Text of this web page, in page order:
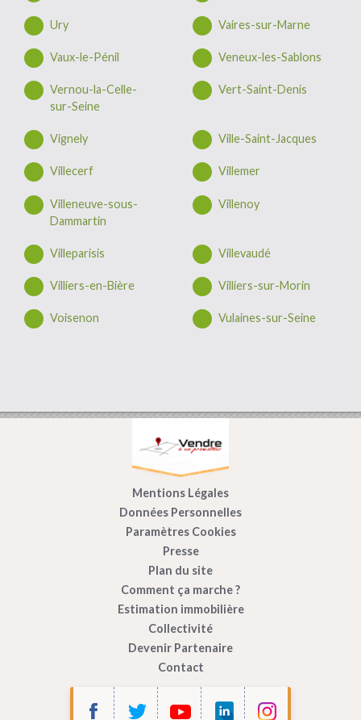
Ury Vaires-sur-Marne
Vaux-le-Pénil Veneux-les-Sablons
Vernou-la-Celle-
sur-Seine
Vert-Saint-Denis
Vignely Ville-Saint-Jacques
Villecerf Villemer
Villeneuve-sous-
Dammartin
Villenoy
Villeparisis Villevaudé
Villiers-en-Bière Villiers-sur-Morin
Voisenon Vulaines-sur-Seine
Mentions Légales
Données Personnelles
Paramètres Cookies
Presse
Plan du site
Comment ça marche ?
Estimation immobilière
Collectivité
Devenir Partenaire
Contact